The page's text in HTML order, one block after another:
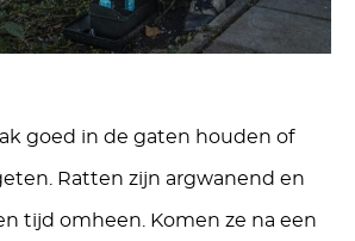
goed in de gaten houden of
Ratten zijn argwanend en
tijd omheen. Komen ze na een